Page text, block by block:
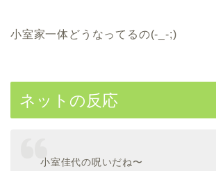
小室家一体どうなってるの(-_-;)
ネットの反応
小室佳代の呪いだね〜